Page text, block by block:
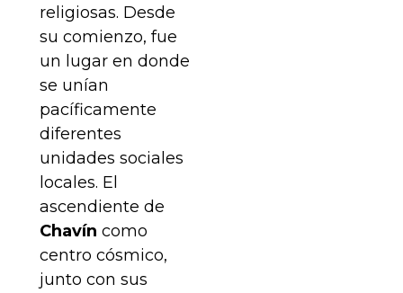
religiosas. Desde
su comienzo, fue
un lugar en donde
se unían
pacíficamente
diferentes
unidades sociales
locales. El
ascendiente de
Chavín como
centro cósmico,
junto con sus